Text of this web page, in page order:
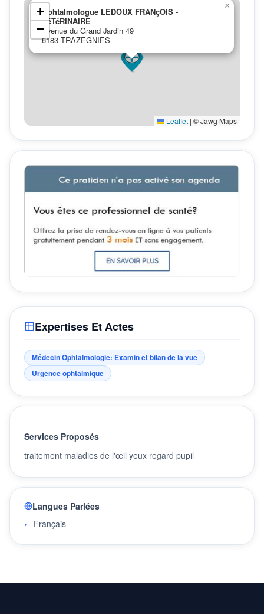
Expertises Et Actes
Médecin Ophtalmologie: Examin et bilan de la vue
Urgence ophtalmique
Services Proposés
traitement maladies de l'œil yeux regard pupil
Langues Parlées
Français
Ophtalmologue LEDOUX FRANçOIS -
VéTéRINAIRE
Avenue du Grand Jardin 49
6183 TRAZEGNIES
×
+
−
Leaflet | © Jawg Maps